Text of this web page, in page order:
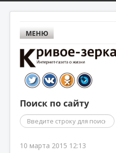
МЕНЮ
Поиск по сайту
Поиск
10 марта 2015 12:13